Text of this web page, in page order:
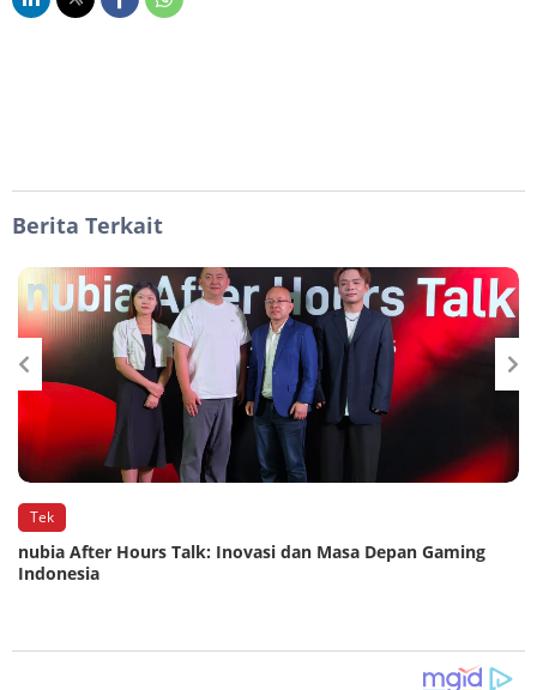
Berita Terkait
Tek
nubia After Hours Talk: Inovasi dan Masa Depan Gaming
Indonesia